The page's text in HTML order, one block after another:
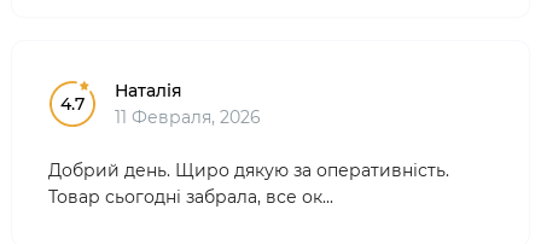
4.7
Наталія
11 Февраля, 2026
Добрий день. Щиро дякую за оперативність.
Товар сьогодні забрала, все ок...